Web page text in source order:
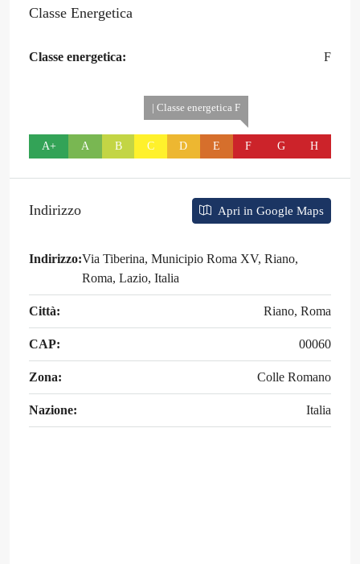
Classe Energetica
Classe energetica: F
A+ A B C D E
| Classe energetica F
F G H
Indirizzo Apri in Google Maps
Indirizzo:Via Tiberina, Municipio Roma XV, Riano,
Roma, Lazio, Italia
Città: Riano, Roma
CAP: 00060
Zona: Colle Romano
Nazione: Italia